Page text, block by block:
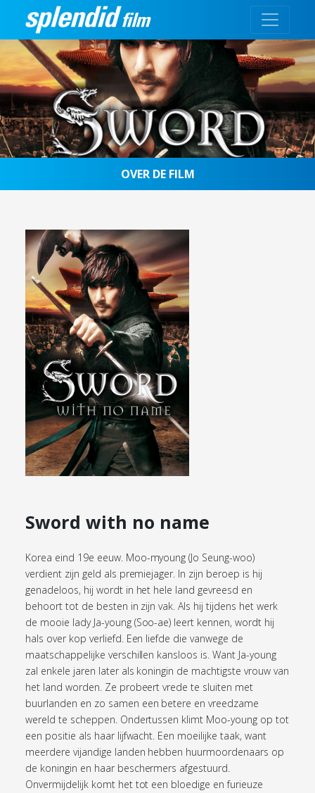
OVER DE FILM
Sword with no name
Korea eind 19e eeuw. Moo-myoung (Jo Seung-woo)
verdient zijn geld als premiejager. In zijn beroep is hij
genadeloos, hij wordt in het hele land gevreesd en
behoort tot de besten in zijn vak. Als hij tijdens het werk
de mooie lady Ja-young (Soo-ae) leert kennen, wordt hij
hals over kop verliefd. Een liefde die vanwege de
maatschappelijke verschillen kansloos is. Want Ja-young
zal enkele jaren later als koningin de machtigste vrouw van
het land worden. Ze probeert vrede te sluiten met
buurlanden en zo samen een betere en vreedzame
wereld te scheppen. Ondertussen klimt Moo-young op tot
een positie als haar lijfwacht. Een moeilijke taak, want
meerdere vijandige landen hebben huurmoordenaars op
de koningin en haar beschermers afgestuurd.
Onvermijdelijk komt het tot een bloedige en furieuze